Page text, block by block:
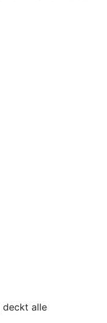
deckt alle